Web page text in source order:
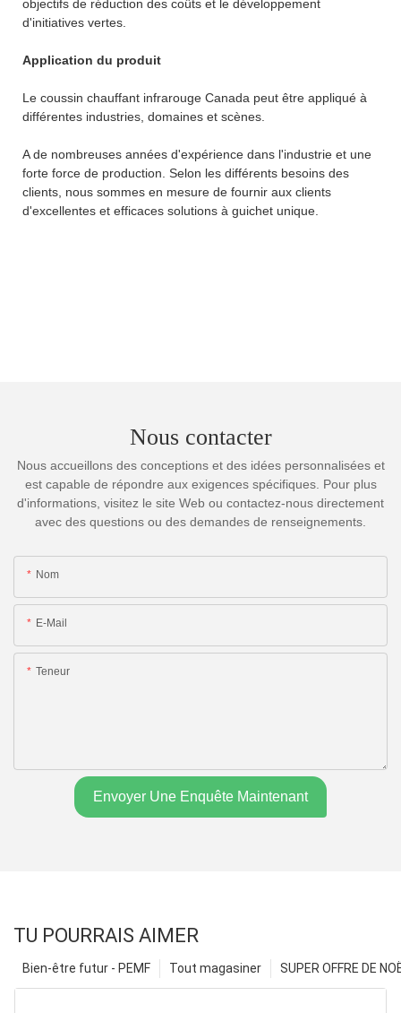
objectifs de réduction des coûts et le développement
d'initiatives vertes.
Application du produit
Le coussin chauffant infrarouge Canada peut être appliqué à
différentes industries, domaines et scènes.
A de nombreuses années d'expérience dans l'industrie et une
forte force de production. Selon les différents besoins des
clients, nous sommes en mesure de fournir aux clients
d'excellentes et efficaces solutions à guichet unique.
Nous contacter
Nous accueillons des conceptions et des idées personnalisées et
est capable de répondre aux exigences spécifiques. Pour plus
d'informations, visitez le site Web ou contactez-nous directement
avec des questions ou des demandes de renseignements.
Nom
E-Mail
Teneur
Envoyer Une Enquête Maintenant
TU POURRAIS AIMER
SUPER OFFRE DE
Tout magasiner
Bien-être futur - PEMF